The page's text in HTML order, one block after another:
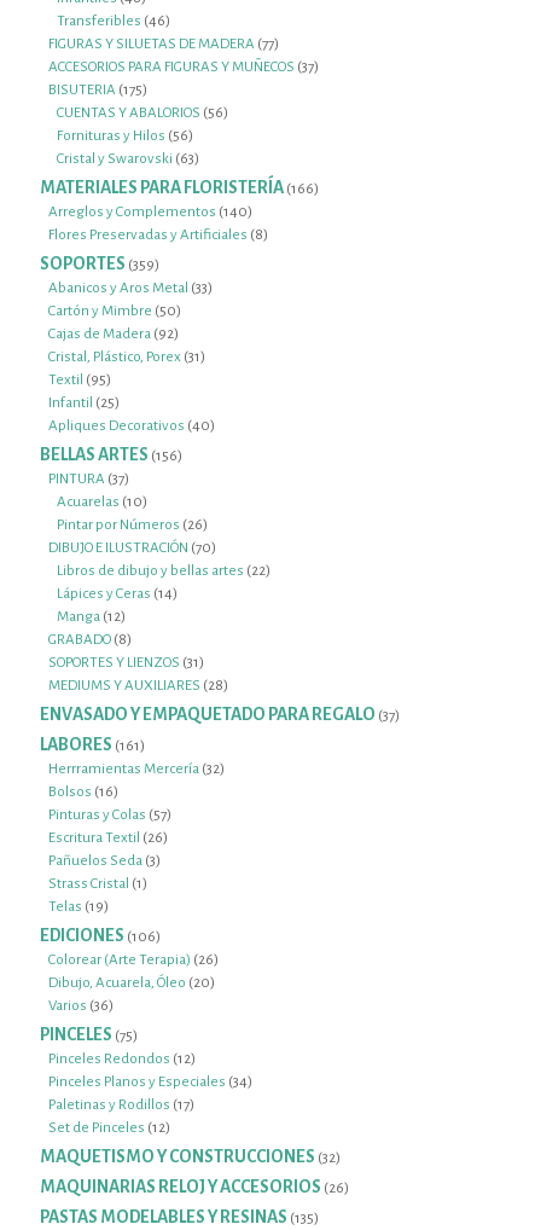
productos
Transferibles 4646
productos
FIGURAS Y SILUETAS DE MADERA 7777
productos
ACCESORIOS PARA FIGURAS Y MUÑECOS 3737
BISUTERIA 175175
productos
CUENTAS Y ABALORIOS 5656
Fornituras y Hilos 5656
productos
Cristal y Swarovski 6363
productos
MATERIALES PARA FLORISTERÍA 166166
Arreglos y Complementos 140140
productos
Flores Preservadas y Artificiales 88
SOPORTES 359359
productos
Abanicos y Aros Metal 3333
Cartón y Mimbre 5050
productos
Cajas de Madera 9292
productos
Cristal, Plástico, Porex 3131
Textil 9595
productos
Infantil 2525
productos
Apliques Decorativos 4040
BELLAS ARTES 156156
PINTURA 3737
productos
Acuarelas 1010
productos
Pintar por Números 2626
productos
DIBUJO E ILUSTRACIÓN 7070
productos
Libros de dibujo y bellas artes 2222
Lápices y Ceras 1414
Manga 1212
productos
GRABADO 88
productos
SOPORTES Y LIENZOS 3131
productos
MEDIUMS Y AUXILIARES 2828
productos
ENVASADO Y EMPAQUETADO PARA REGALO 3737
LABORES 161161
productos
Herrramientas Mercería 3232
Bolsos 1616
productos
Pinturas y Colas 5757
productos
Escritura Textil 2626
Pañuelos Seda 33
Strass Cristal 11
Telas 1919
productos
EDICIONES 106106
productos
Colorear (Arte Terapia) 2626
productos
Dibujo, Acuarela, Óleo 2020
Varios 3636
productos
PINCELES 7575
productos
Pinceles Redondos 1212
productos
Pinceles Planos y Especiales 3434
Paletinas y Rodillos 1717
Set de Pinceles 1212
productos
MAQUETISMO Y CONSTRUCCIONES 3232
productos
MAQUINARIAS RELOJ Y ACCESORIOS 2626
PASTAS MODELABLES Y RESINAS 135135